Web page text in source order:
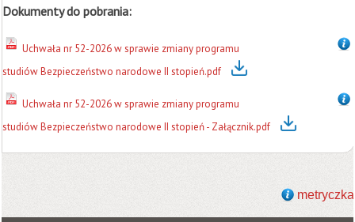
Dokumenty do pobrania:
Uchwała nr 52-2026 w sprawie zmiany programu
studiów Bezpieczeństwo narodowe II stopień.pdf
Uchwała nr 52-2026 w sprawie zmiany programu
studiów Bezpieczeństwo narodowe II stopień - Załącznik.pdf
metryczka